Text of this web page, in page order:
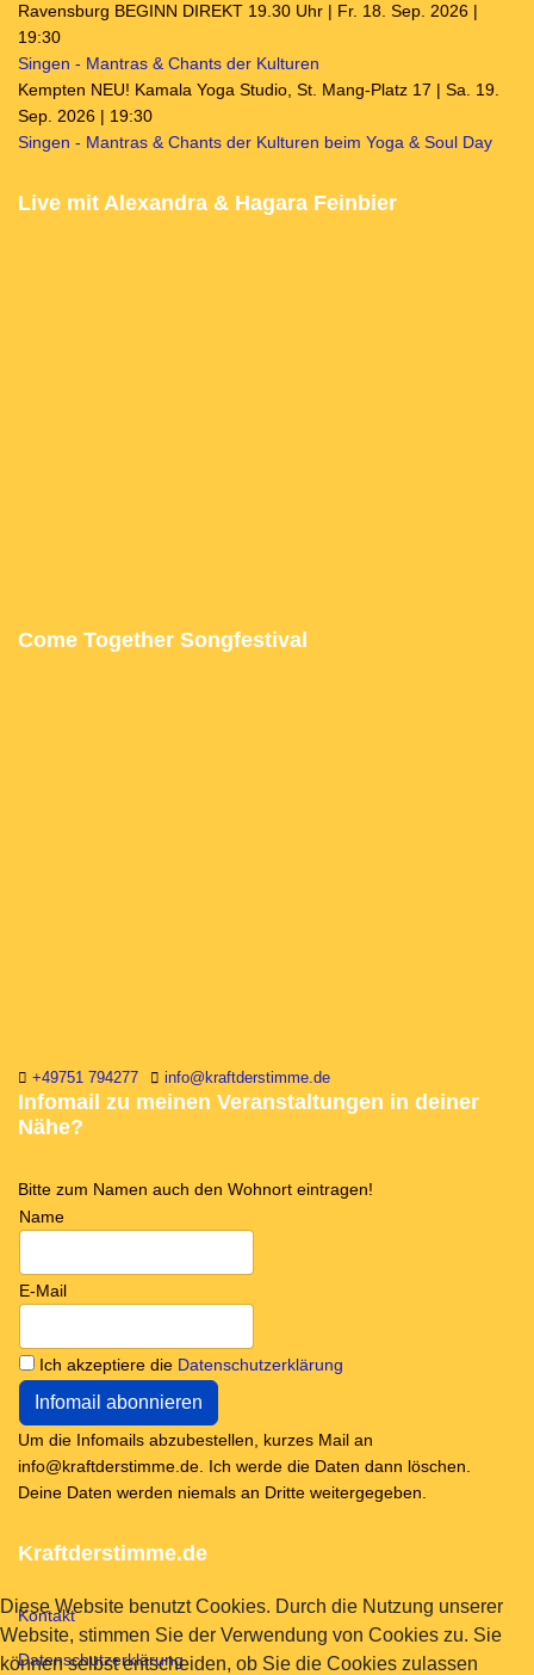
Ravensburg BEGINN DIREKT 19.30 Uhr | Fr. 18. Sep. 2026 |
19:30
Singen - Mantras & Chants der Kulturen
Kempten NEU! Kamala Yoga Studio, St. Mang-Platz 17 | Sa. 19.
Sep. 2026 | 19:30
Singen - Mantras & Chants der Kulturen beim Yoga & Soul Day
Live mit Alexandra & Hagara Feinbier
Come Together Songfestival
+49751 794277 info@kraftderstimme.de
Infomail zu meinen Veranstaltungen in deiner
Nähe?
Bitte zum Namen auch den Wohnort eintragen!
Name
E-Mail
Ich akzeptiere die Datenschutzerklärung
Um die Infomails abzubestellen, kurzes Mail an
info@kraftderstimme.de. Ich werde die Daten dann löschen.
Deine Daten werden niemals an Dritte weitergegeben.
Kraftderstimme.de
Kontakt
Datenschutzerklärung
Diese Website benutzt Cookies. Durch die Nutzung unserer
Website, stimmen Sie der Verwendung von Cookies zu. Sie
können selbst entscheiden, ob Sie die Cookies zulassen